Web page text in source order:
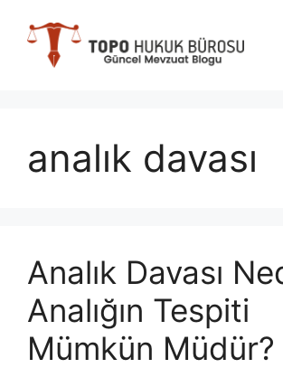
analık davası
Analık Davası
Analığın Tespiti
Mümkün Müdür?